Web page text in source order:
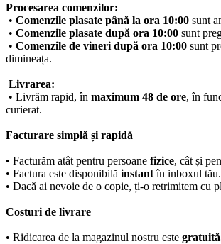
Procesarea comenzilor:
• Comenzile plasate până la ora 10:00 sunt
• Comenzile plasate după ora 10:00 sunt
• Comenzile de vineri după ora 10:00 sunt
dimineața.
Livrarea:
• Livrăm rapid, în maximum 48 de ore, în
curierat.
Facturare simplă și rapidă
• Facturăm atât pentru persoane fizice, cât și
• Factura este disponibilă instantîn inboxul tău.
• Dacă ai nevoie de o copie, ți-o retrimitem cu
Costuri de livrare
• Ridicarea de la magazinul nostru este